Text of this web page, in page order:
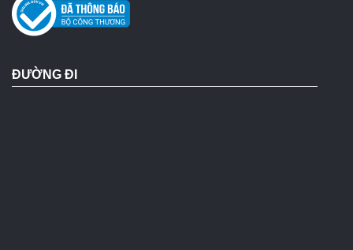
ĐƯỜNG ĐI